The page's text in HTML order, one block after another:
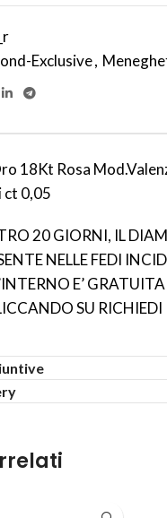
Exclusive,
18Kt Rosa
ct 0,05
20 GIORNI, IL
NELLE FEDI
E’
SU